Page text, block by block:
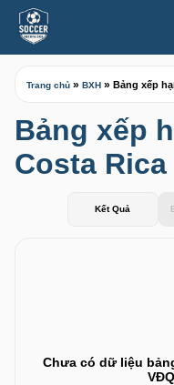
Trang chủ » BXH » Bảng xếp
Bảng xếp
Costa Rica
Kết Quả
Chưa có dữ liệu